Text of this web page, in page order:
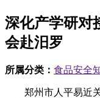
深化产学研对
会赴汨罗
所属分类： 食品安全
郑州市人平易近关